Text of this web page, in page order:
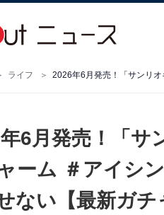
ライフ
6月発売！「サ
ーム ＃アイシ
ない【最新ガチ